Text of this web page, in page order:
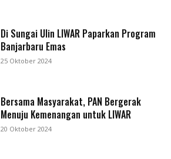
Di Sungai Ulin LIWAR Paparkan Program
Banjarbaru Emas
25 Oktober 2024
Bersama Masyarakat, PAN Bergerak
Menuju Kemenangan untuk LIWAR
20 Oktober 2024